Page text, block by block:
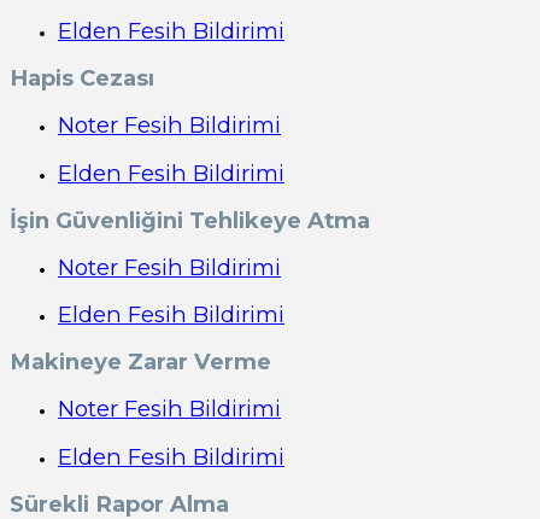
Elden Fesih Bildirimi
Hapis Cezası
Noter Fesih Bildirimi
Elden Fesih Bildirimi
İşin Güvenliğini Tehlikeye Atma
Noter Fesih Bildirimi
Elden Fesih Bildirimi
Makineye Zarar Verme
Noter Fesih Bildirimi
Elden Fesih Bildirimi
Sürekli Rapor Alma